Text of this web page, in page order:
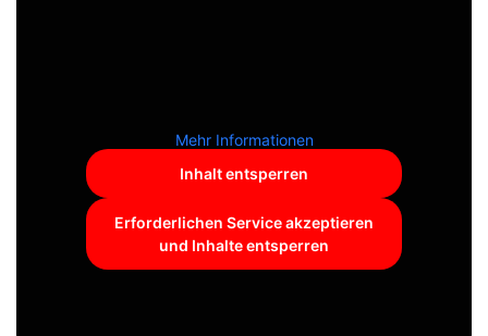
Mehr Informationen
Inhalt entsperren
Erforderlichen Service akzeptieren
und Inhalte entsperren